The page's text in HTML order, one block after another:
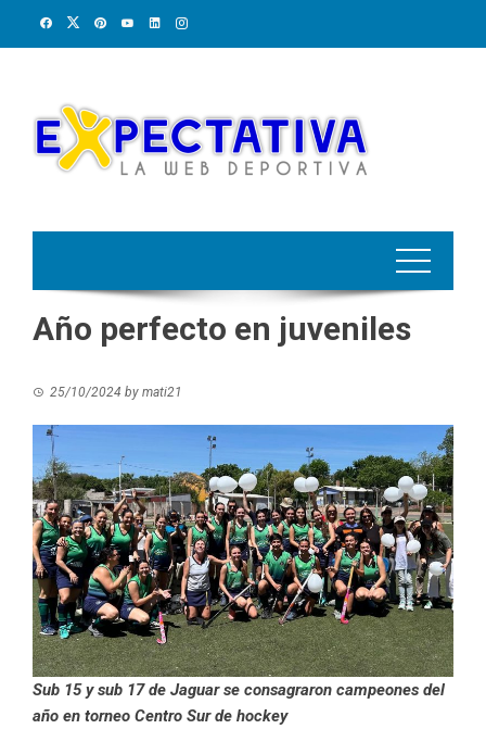
Año perfecto en juveniles
25/10/2024 by mati21
Sub 15 y sub 17 de Jaguar se consagraron campeones del
año en torneo Centro Sur de hockey